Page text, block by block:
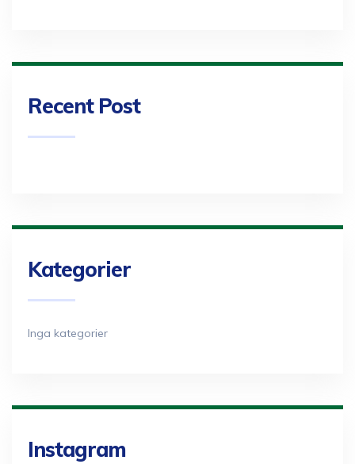
Recent Post
Kategorier
Inga kategorier
Instagram